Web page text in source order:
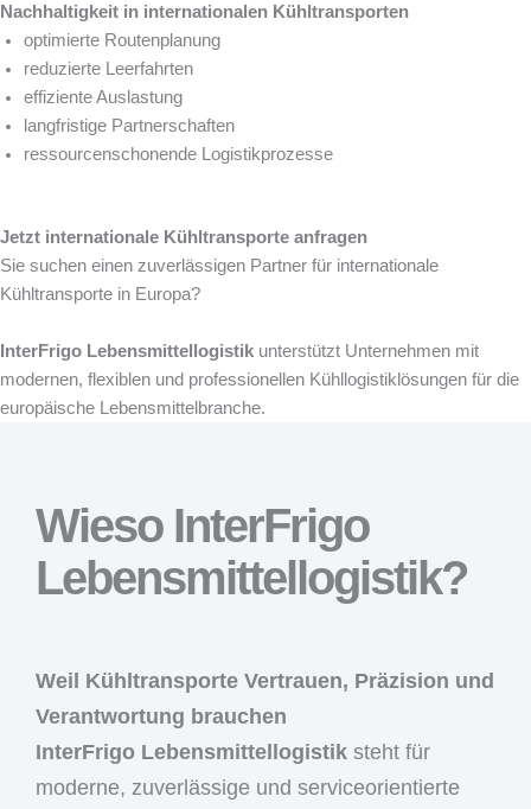
Nachhaltigkeit in internationalen Kühltransporten
optimierte Routenplanung
reduzierte Leerfahrten
effiziente Auslastung
langfristige Partnerschaften
ressourcenschonende Logistikprozesse
Jetzt internationale Kühltransporte anfragen
Sie suchen einen zuverlässigen Partner für internationale
Kühltransporte in Europa?
InterFrigo Lebensmittellogistik unterstützt Unternehmen mit
modernen, flexiblen und professionellen Kühllogistiklösungen für die
europäische Lebensmittelbranche.
Wieso InterFrigo
Lebensmittellogistik?
Weil Kühltransporte Vertrauen, Präzision und
Verantwortung brauchen
InterFrigo Lebensmittellogistik steht für
moderne, zuverlässige und serviceorientierte